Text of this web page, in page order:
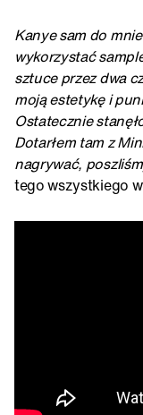
Kanye sam do
wykorzystać
sztuce przez dwa
moją estetykę i
Ostatecznie
Dotarłem tam z
nagrywać,
tego wszystkiego